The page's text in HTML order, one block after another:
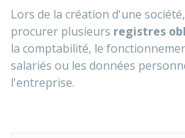
Lors de la création d'une
procurer plusieurs registres
la comptabilité, le
salariés ou les données
l'entreprise.